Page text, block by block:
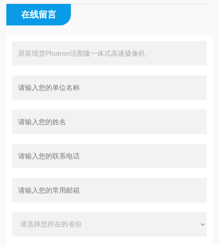
在线留言